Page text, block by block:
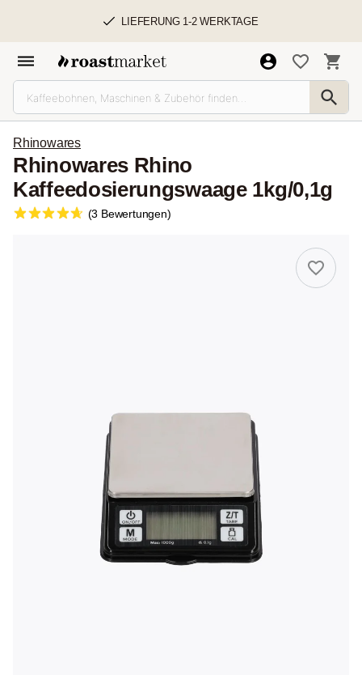
LIEFERUNG 1-2 WERKTAGE
Rhinowares
Rhinowares Rhino
Kaffeedosierungswaage 1kg/0,1g
(3 Bewertungen)